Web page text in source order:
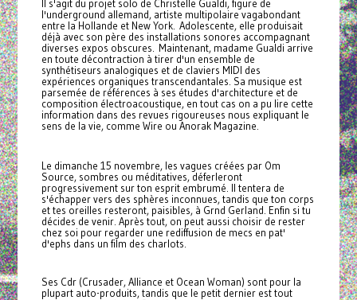
Il s'agit du projet solo de Christelle Gualdi, figure de
l'underground allemand, artiste multipolaire vagabondant
entre la Hollande et New York. Adolescente, elle produisait
déjà avec son père des installations sonores accompagnant
diverses expos obscures. Maintenant, madame Gualdi arrive
en toute décontraction à tirer d'un ensemble de
synthétiseurs analogiques et de claviers MIDI des
expériences organiques transcendantales. Sa musique est
parsemée de références à ses études d'architecture et de
composition électroacoustique, en tout cas on a pu lire cette
information dans des revues rigoureuses nous expliquant le
sens de la vie, comme Wire ou Anorak Magazine.
Le dimanche 15 novembre, les vagues créées par Om
Source, sombres ou méditatives, déferleront
progressivement sur ton esprit embrumé. Il tentera de
s'échapper vers des sphères inconnues, tandis que ton corps
et tes oreilles resteront, paisibles, à Grnd Gerland. Enfin si tu
décides de venir. Après tout, on peut aussi choisir de rester
chez soi pour regarder une rediffusion de mecs en pat'
d'ephs dans un film des charlots.
Ses Cdr (Crusader, Alliance et Ocean Woman) sont pour la
plupart auto-produits, tandis que le petit dernier est tout